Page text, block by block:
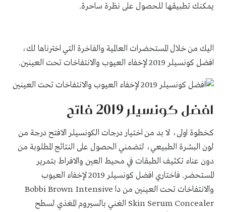
يمكنك تطبيقها للحصول على نظرة ساحرة.
اليك من خلال المستحضرات العالمية والفاخرة التي اخترناها لك،
افضل كونسيلر 2019 لإخفاء العيوب والانتفاخات تحت العينين.
افضل كونسيلر 2019 فاتح
كخطوة اولى، لا بد من اختيار درجات الكونسيلر الافتح درجة من
لون البشرة الطبيعي، لتضمني الحصول على النتائج المطلوبة من
دون عناء تكثيف الطبقات في محيط العين والافراط بتمرير
المستحضر. فاختاري افضل كونسيلر 2019 لإخفاء العيوب
والانتفاخات تحت العينين من دا Bobbi Brown Intensive
Skin Serum Concealer الغني بالسيروم المغذي لسطح